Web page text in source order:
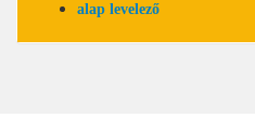
alap levelező